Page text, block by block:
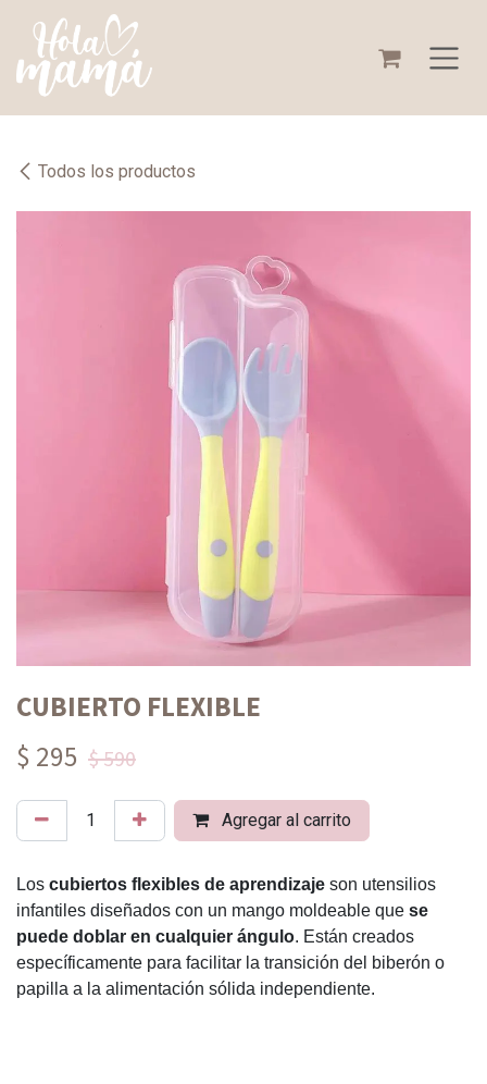
Todos los productos
CUBIERTO FLEXIBLE
$ 295 $ 590
Agregar al carrito
Los cubiertos flexibles de aprendizaje son utensilios
infantiles diseñados con un mango moldeable que se
puede doblar en cualquier ángulo. Están creados
específicamente para facilitar la transición del biberón o
papilla a la alimentación sólida independiente.